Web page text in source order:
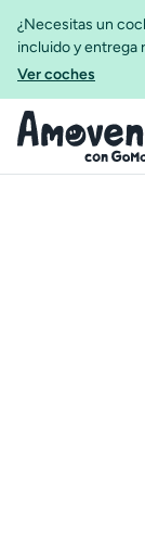
¿Necesitas un
incluido y entrega
Ver coches